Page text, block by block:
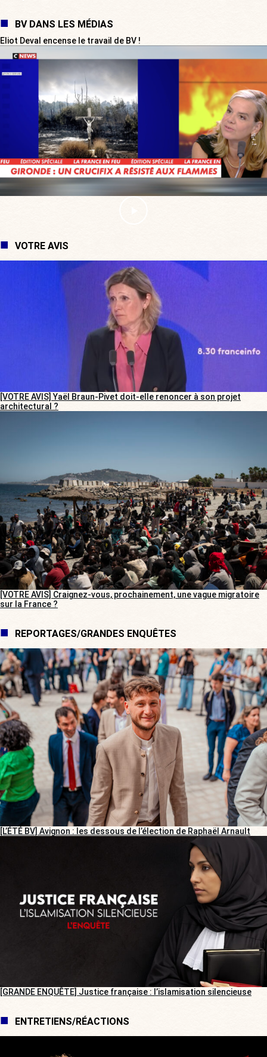
BV DANS LES MÉDIAS
Eliot Deval encense le travail de BV !
VOTRE AVIS
[VOTRE AVIS] Yaël Braun-Pivet doit-elle renoncer à son projet
architectural ?
[VOTRE AVIS] Craignez-vous, prochainement, une vague migratoire
sur la France ?
REPORTAGES/GRANDES ENQUÊTES
[L’ÉTÉ BV] Avignon : les dessous de l’élection de Raphaël Arnault
[GRANDE ENQUÊTE] Justice française : l’islamisation silencieuse
ENTRETIENS/RÉACTIONS